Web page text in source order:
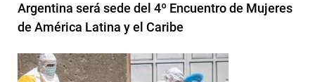
Argentina será sede del 4º Encuentro de Mujeres
de América Latina y el Caribe